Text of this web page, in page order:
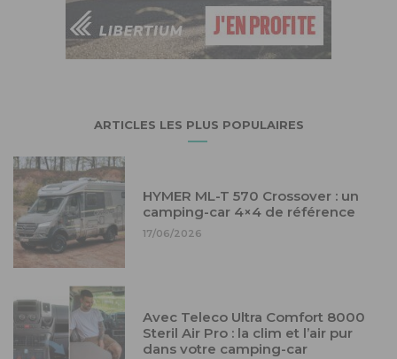
ARTICLES LES PLUS POPULAIRES
HYMER ML-T 570 Crossover : un
camping-car 4×4 de référence
17/06/2026
Avec Teleco Ultra Comfort 8000
Steril Air Pro : la clim et l’air pur
dans votre camping-car